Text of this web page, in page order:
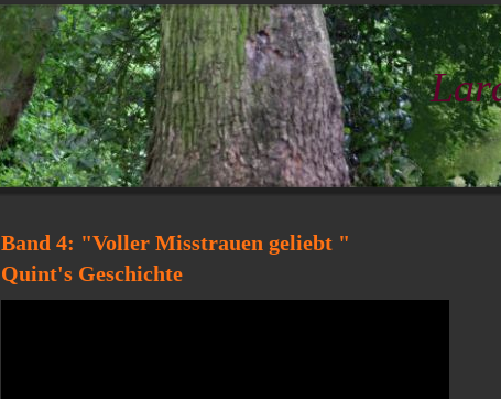
Band 4: "Voller Misstrauen geliebt "
Quint's Geschichte